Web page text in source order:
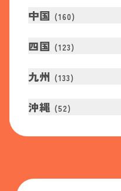
中国 (160)
四国 (123)
九州 (133)
沖縄 (52)